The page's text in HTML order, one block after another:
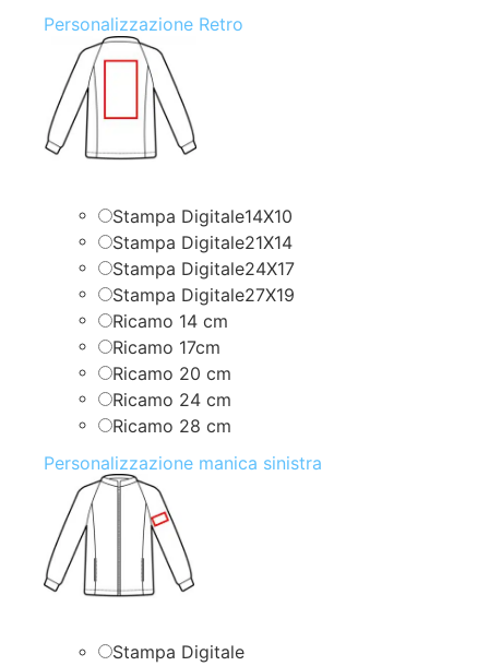
Personalizzazione Retro
Stampa Digitale14X10
Stampa Digitale21X14
Stampa Digitale24X17
Stampa Digitale27X19
Ricamo 14 cm
Ricamo 17cm
Ricamo 20 cm
Ricamo 24 cm
Ricamo 28 cm
Personalizzazione manica sinistra
Stampa Digitale